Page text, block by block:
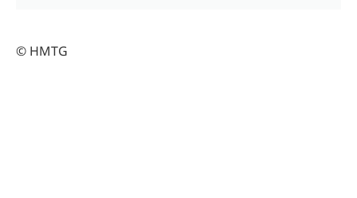
© HMTG